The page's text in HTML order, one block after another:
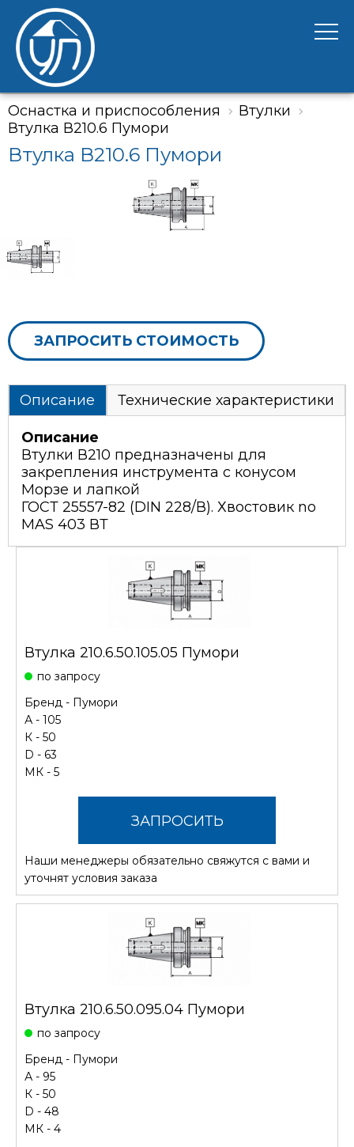
Оснастка и приспособления
Втулки
Втулка В210.6 Пумори
Втулка В210.6 Пумори
ЗАПРОСИТЬ СТОИМОСТЬ
Описание Технические характеристики
Описание
Втулки В210 предназначены для
закрепления инструмента с конусом
Морзе и лапкой
ГОСТ 25557-82 (DIN 228/В). Хвостовик no
MAS 403 ВТ
Втулка 210.6.50.105.05 Пумори
по запросу
Бренд - Пумори
А - 105
К - 50
D - 63
МК - 5
ЗАПРОСИТЬ
СТОИМОСТЬ
Наши менеджеры обязательно свяжутся с вами и
уточнят условия заказа
Втулка 210.6.50.095.04 Пумори
по запросу
Бренд - Пумори
А - 95
К - 50
D - 48
МК - 4